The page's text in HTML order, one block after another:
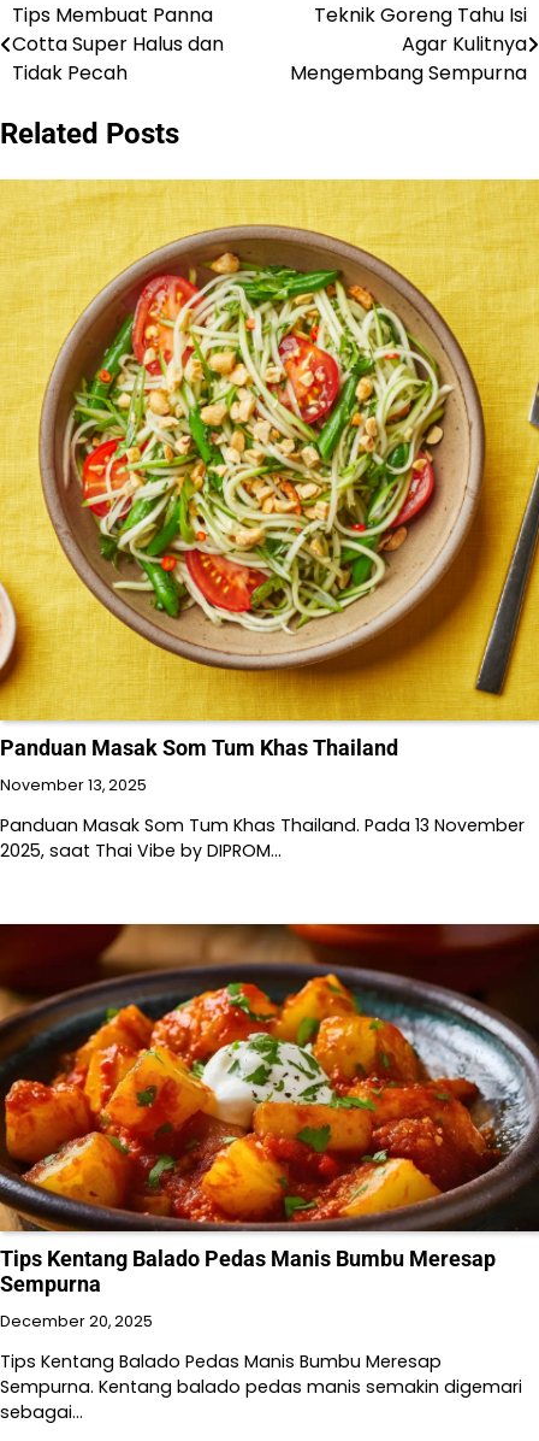
Post
navigation
Tips Membuat Panna
Cotta Super Halus dan
Tidak Pecah
Teknik Goreng Tahu Isi
Agar Kulitnya
Mengembang Sempurna
Related Posts
Panduan Masak Som Tum Khas Thailand
November 13, 2025
Panduan Masak Som Tum Khas Thailand. Pada 13 November
2025, saat Thai Vibe by DIPROM…
Tips Kentang Balado Pedas Manis Bumbu Meresap
Sempurna
December 20, 2025
Tips Kentang Balado Pedas Manis Bumbu Meresap
Sempurna. Kentang balado pedas manis semakin digemari
sebagai…